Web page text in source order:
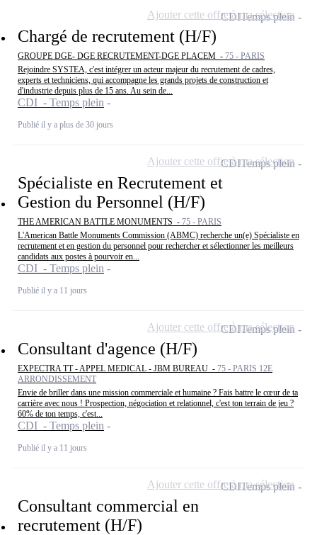
Chargé de recrutement (H/F)
GROUPE DGE- DGE RECRUTEMENT-DGE PLACEM - 75 - PARIS
Rejoindre SYSTEA, c'est intégrer un acteur majeur du recrutement de cadres,
experts et techniciens, qui accompagne les grands projets de construction et
d'industrie depuis plus de 15 ans. Au sein de...
CDI - Temps plein
Publié il y a plus de 30 jours
CDITemps plein
Ajouter cette offre à ma sélection
Spécialiste en Recrutement et
Gestion du Personnel (H/F)
THE AMERICAN BATTLE MONUMENTS - 75 - PARIS
L'American Battle Monuments Commission (ABMC) recherche un(e) Spécialiste en
recrutement et en gestion du personnel pour rechercher et sélectionner les meilleurs
candidats aux postes à pourvoir en...
CDI - Temps plein
Publié il y a 11 jours
CDITemps plein
Ajouter cette offre à ma sélection
Consultant d'agence (H/F)
EXPECTRA TT - APPEL MEDICAL - JBM BUREAU - 75 - PARIS 12E
ARRONDISSEMENT
Envie de briller dans une mission commerciale et humaine ? Fais battre le cœur de ta
carrière avec nous ! Prospection, négociation et relationnel, c'est ton terrain de jeu ?
60% de ton temps, c'est...
CDI - Temps plein
Publié il y a 11 jours
CDITemps plein
Ajouter cette offre à ma sélection
Consultant commercial en
recrutement (H/F)
CDITemps plein
Ajouter cette offre à ma sélection